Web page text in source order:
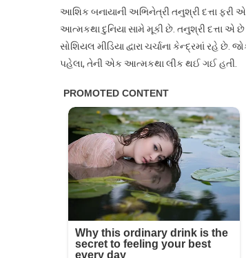
આશિક બનાયાની અભિનેત્રી તનુશ્રી દત્તા ફરી
આત્મકથા દુનિયા સામે મૂકી છે. તનુશ્રી દત્તા એ
સોશિયલ મીડિયા દ્વારા ચર્ચાના કેન્દ્રમાં
પહેલા, તેની એક આત્મકથા લીક થઈ ગઈ હતી.